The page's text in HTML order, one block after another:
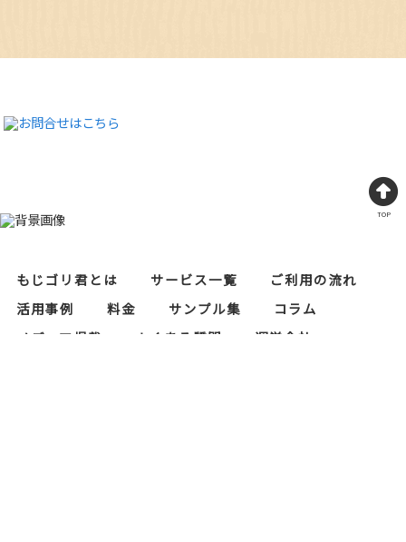
TOP
もじゴリ君とは サービス一覧
ご利用の流れ
活用事例
料金 サンプル集
コラム
メディア掲載
よくある質問
運営会社